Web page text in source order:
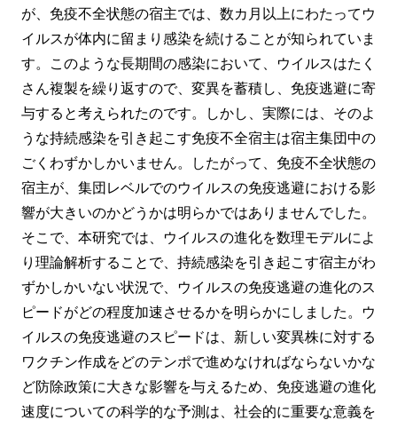
が、免疫不全状態の宿主では、数カ月以上にわたってウ
イルスが体内に留まり感染を続けることが知られていま
す。このような長期間の感染において、ウイルスはたく
さん複製を繰り返すので、変異を蓄積し、免疫逃避に寄
与すると考えられたのです。しかし、実際には、そのよ
うな持続感染を引き起こす免疫不全宿主は宿主集団中の
ごくわずかしかいません。したがって、免疫不全状態の
宿主が、集団レベルでのウイルスの免疫逃避における影
響が大きいのかどうかは明らかではありませんでした。
そこで、本研究では、ウイルスの進化を数理モデルによ
り理論解析することで、持続感染を引き起こす宿主がわ
ずかしかいない状況で、ウイルスの免疫逃避の進化のス
ピードがどの程度加速させるかを明らかにしました。ウ
イルスの免疫逃避のスピードは、新しい変異株に対する
ワクチン作成をどのテンポで進めなければならないかな
ど防除政策に大きな影響を与えるため、免疫逃避の進化
速度についての科学的な予測は、社会的に重要な意義を